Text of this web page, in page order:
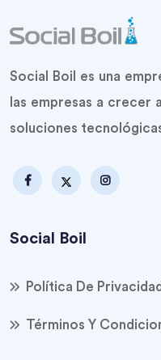
Social Boil es una
las empresas a crecer
soluciones
Social Boil
Política De Privacidad
Términos Y